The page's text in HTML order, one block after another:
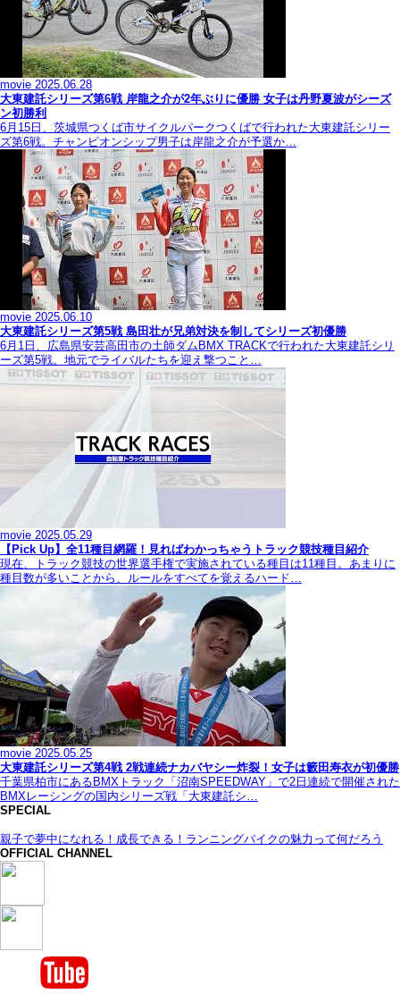
movie 2025.06.28
大東建託シリーズ第6戦 岸龍之介が2年ぶりに優勝 女子は丹野夏波がシーズ
ン初勝利
6月15日、茨城県つくば市サイクルパークつくばで行われた大東建託シリー
ズ第6戦。チャンピオンシップ男子は岸龍之介が予選か…
movie 2025.06.10
大東建託シリーズ第5戦 島田壮が兄弟対決を制してシリーズ初優勝
6月1日、広島県安芸高田市の土師ダムBMX TRACKで行われた大東建託シリ
ーズ第5戦。地元でライバルたちを迎え撃つこと…
movie 2025.05.29
【Pick Up】全11種目網羅！見ればわかっちゃうトラック競技種目紹介
現在、トラック競技の世界選手権で実施されている種目は11種目。あまりに
種目数が多いことから、ルールをすべてを覚えるハード…
movie 2025.05.25
大東建託シリーズ第4戦 2戦連続ナカバヤシー炸裂！女子は籔田寿衣が初優勝
千葉県柏市にあるBMXトラック「沼南SPEEDWAY」で2日連続で開催された
BMXレーシングの国内シリーズ戦「大東建託シ…
SPECIAL
親子で夢中になれる！成長できる！ランニングバイクの魅力って何だろう
OFFICIAL CHANNEL